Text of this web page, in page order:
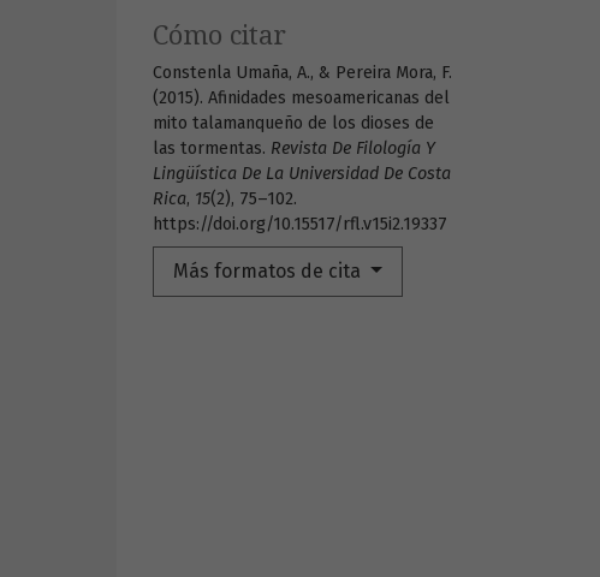
Cómo citar
Constenla Umaña, A., & Pereira Mora, F.
(2015). Afinidades mesoamericanas del
mito talamanqueño de los dioses de
las tormentas. Revista De Filología Y
Lingüística De La Universidad De Costa
Rica, 15(2), 75–102.
https://doi.org/10.15517/rfl.v15i2.19337
Más formatos de cita